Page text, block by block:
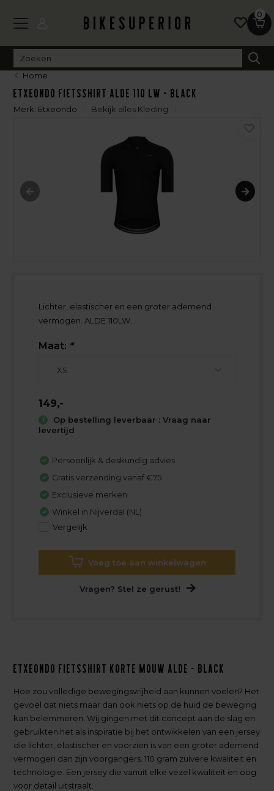
0
Home
Etxeondo Fietsshirt Alde 110 LW - Black
Merk: Etxeondo Bekijk alles Kleding
Lichter, elastischer en een groter ademend
vermogen. ALDE 110LW...
Maat: *
149,-
Op bestelling leverbaar : Vraag naar
levertijd
Persoonlijk & deskundig advies
Gratis verzending vanaf €75
Exclusieve merken
Winkel in Nijverdal (NL)
Vergelijk
Voeg toe aan winkelwagen
Vragen? Stel ze gerust!
Etxeondo Fietsshirt Korte Mouw Alde - Black
Hoe zou volledige bewegingsvrijheid aan kunnen voelen? Het
gevoel dat niets maar dan ook niets op de huid de beweging
kan belemmeren. Wij gingen met dit concept aan de slag en
gebruikten het als inspiratie bij het ontwikkelen van een jersey
die lichter, elastischer en voorzien is van een groter ademend
vermogen dan zijn voorgangers. 110 gram zuivere kwaliteit en
technologie. Een jersey die vanuit elke vezel kwaliteit en oog
voor detail uitstraalt.